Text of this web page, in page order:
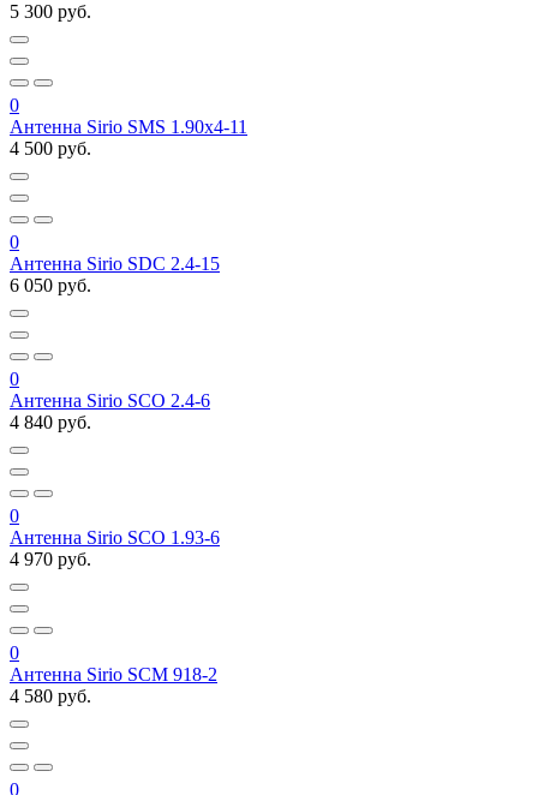
5 300 руб.
0
Антенна Sirio SMS 1.90x4-11
4 500 руб.
0
Антенна Sirio SDC 2.4-15
6 050 руб.
0
Антенна Sirio SCO 2.4-6
4 840 руб.
0
Антенна Sirio SCO 1.93-6
4 970 руб.
0
Антенна Sirio SCM 918-2
4 580 руб.
0